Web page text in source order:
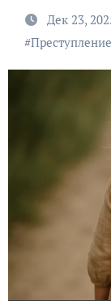
Дек 23,
#Преступление